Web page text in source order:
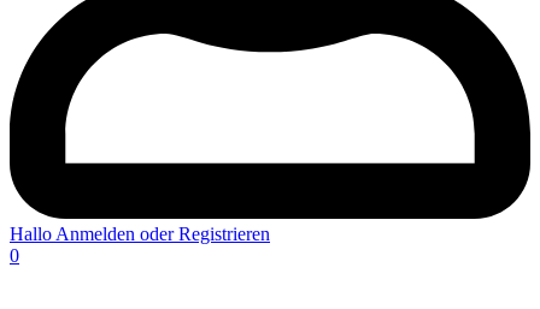
HalloAnmelden oder Registrieren
0